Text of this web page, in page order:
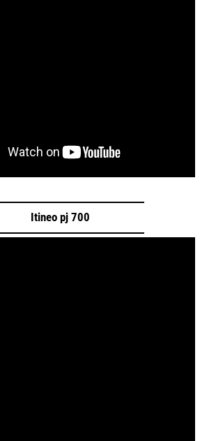
Itineo pj 700